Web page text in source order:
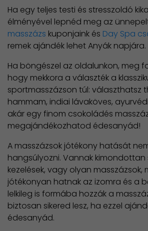
Ha egy teljes testi és stresszoldó
élményével lepnéd meg az
masszázs kuponjaink és Day Spa
remek ajándék lehet Anyák napjára.
Ha böngészel az oldalunkon, meg
hogy mekkora a választék a
sportmasszázson túl: választhatsz
hammam, indiai lávaköves,
akár egy finom csokoládés
megajándékozhatod édesanyád!
A masszázsok jótékony hatását
hangsúlyozni. Vannak kimondottan
kezelések, vagy olyan masszázsok,
jótékonyan hatnak az izomra és a
lelkileg is formába hozzák a
biztosan sikered lesz, ha ezzel
édesanyád.